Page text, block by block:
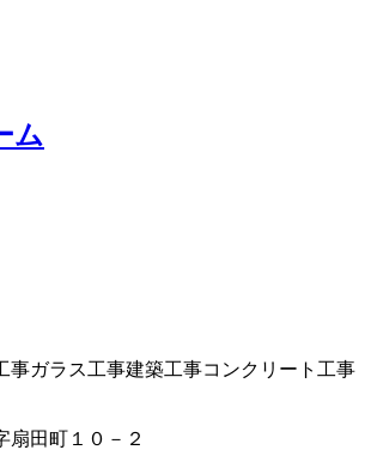
ム
事ガラス工事建築工事コンクリート工事
扇田町１０－２